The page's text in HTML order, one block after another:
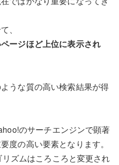
、
ージほど上位に表示され
うな質の高い検索結果が得
のサーチエンジンで顕著
度の高い要素となります。
ズムはころころと変更され